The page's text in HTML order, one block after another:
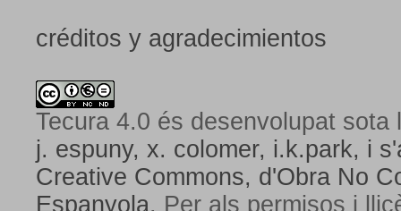
créditos y agradecimientos
Tecura 4.0 és desenvolupat
j. espuny, x. colomer, i.k.park, i
Creative Commons, d'Obra No
Espanyola. Per als permisos i